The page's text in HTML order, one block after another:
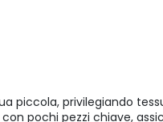
piccola, privilegiando
pochi pezzi chiave,